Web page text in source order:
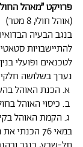
פרויקט ״מאהל
(אוהל חולי, 8 מטר)
בנגב הבעיה
להתיישבויות
לטכנאים ופועלי
נערך בשלושה
א. הכנת האוהל
ב. כיסוי האוהל
ג. הקמת האוהל
במאי 76